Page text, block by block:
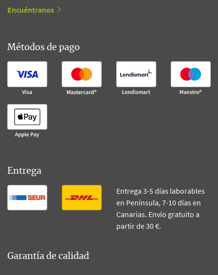
Encuéntranos
Métodos de pago
Entrega
Entrega 3-5 días laborables
en Península, 7-10 días en
Canarias. Envío gratuito a
partir de 30 €.
Garantía de calidad